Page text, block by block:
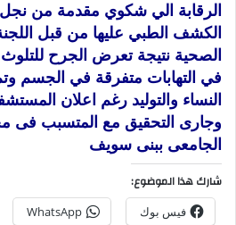
الرقابة الي شكوي مقدمة من
الكشف الطبي عليها من قبل اللجنة
الصحية نتيجة تعرض الجرح
في التهابات متفرقة في الجسم
النساء والتوليد رغم اعلان
وجارى التحقيق مع المتسبب فى
الجامعى ببنى سويف
شارك هذا الموضوع:
فيس بوك WhatsApp